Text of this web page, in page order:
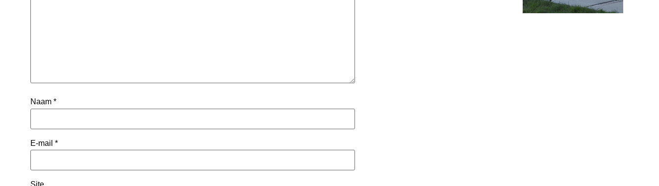
Naam *
E-mail *